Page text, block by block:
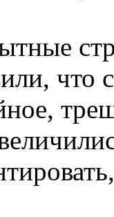
что